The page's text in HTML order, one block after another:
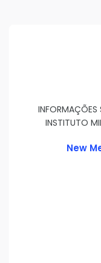
INSTITUTO
New